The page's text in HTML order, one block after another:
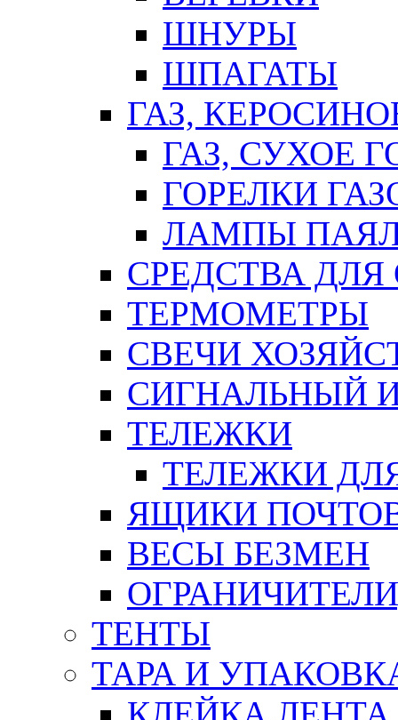
ШНУРЫ
ШПАГАТЫ
ГАЗ,
ГАЗ, СУХОЕ
ГОРЕЛКИ
ЛАМПЫ
СРЕДСТВА
ТЕРМОМЕТРЫ
СВЕЧИ
СИГНАЛЬНЫЙ
ТЕЛЕЖКИ
ТЕЛЕЖКИ
ЯЩИКИ
ВЕСЫ БЕЗМЕН
ТЕНТЫ
ТАРА И